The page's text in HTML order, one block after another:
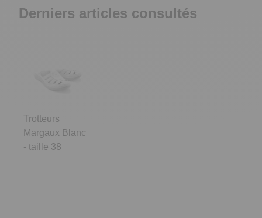
Derniers articles consultés
Trotteurs
Margaux Blanc
- taille 38